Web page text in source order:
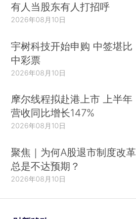
有人当股东有人打招呼
2026年08月10日
宇树科技开始申购 中签堪比
中彩票
2026年08月10日
摩尔线程拟赴港上市 上半年
营收同比增长147%
2026年08月10日
聚焦｜为何A股退市制度改革
总是不达预期？
2026年08月10日